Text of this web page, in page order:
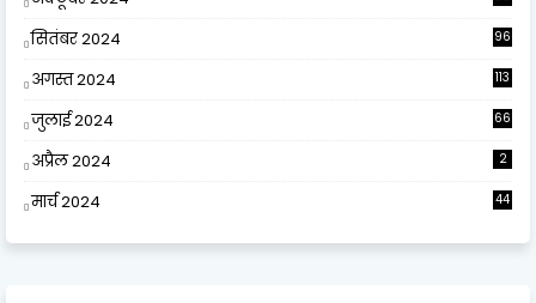
सितंबर 2024 96
अगस्त 2024 113
जुलाई 2024 66
अप्रैल 2024 2
मार्च 2024 44